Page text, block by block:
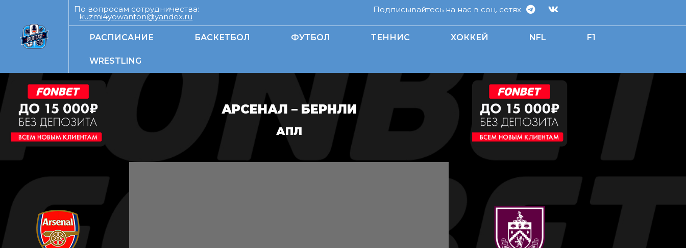
По вопросам сотрудничества:
kuzmi4yowanton@yandex.ru
Подписывайтесь на нас в соц. сетях
РАСПИСАНИЕ БАСКЕТБОЛ ФУТБОЛ ТЕННИС ХОККЕЙ NFL F1
WRESTLING
АРСЕНАЛ – БЕРНЛИ
АПЛ